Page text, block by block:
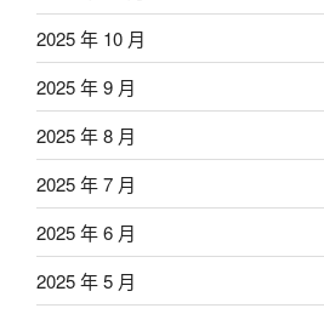
2025 年 10 月
2025 年 9 月
2025 年 8 月
2025 年 7 月
2025 年 6 月
2025 年 5 月